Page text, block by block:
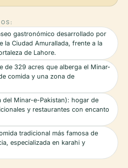
gastronómico desarrollado por
la Ciudad Amurallada, frente a la
de Lahore.
de 329 acres que alberga el Minar-
comida y una zona de
del Minar-e-Pakistan): hogar de
y restaurantes con encanto
tradicional más famosa de
especializada en karahi y